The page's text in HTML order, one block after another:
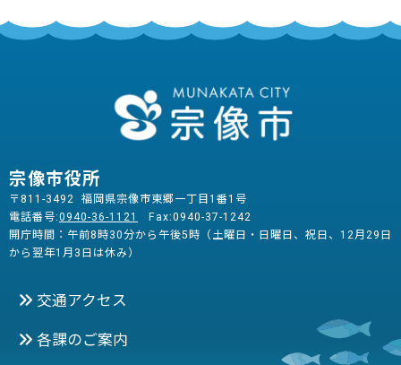
宗像市役所
〒811-3492 福岡県宗像市東郷一丁目1番1号
電話番号:0940-36-1121
Fax:0940-37-1242
開庁時間：午前8時30分から午後5時（土曜日・日曜日、祝日、12月29日
から翌年1月3日は休み）
交通アクセス
各課のご案内